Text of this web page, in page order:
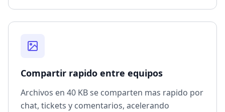
Compartir rapido entre equipos
Archivos en 40 KB se comparten mas rapido por
chat, tickets y comentarios, acelerando